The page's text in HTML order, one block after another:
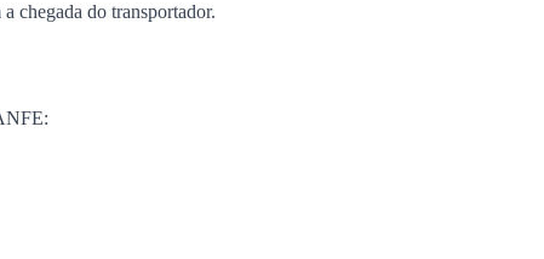
chegada do transportador.